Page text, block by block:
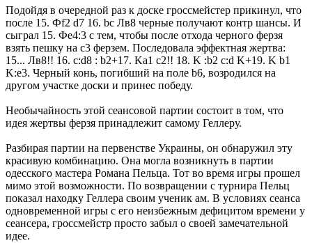
Подойдя в очередной раз к доске гроссмейстер прикинул, что
после 15. Фf2 d7 16. bc Лв8 черные получают контр шансы. И
сыграл 15. Фе4:3 с тем, чтобы после отхода черного ферзя
взять пешку на с3 ферзем. Последовала эффектная жертва:
15... Лв8!! 16. c:d8 : b2+17. Ka1 c2!! 18. K :b2 c:d K+19. K b1
K:e3. Черный конь, погибший на поле b6, возродился на
другом участке доски и принес победу.
Необычайность этой сеансовой партии состоит в том, что
идея жертвы ферзя принадлежит самому Геллеру.
Разбирая партии на первенстве Украины, он обнаружил эту
красивую комбинацию. Она могла возникнуть в партии
одесского мастера Романа Пельца. Тот во время игры прошел
мимо этой возможности. По возвращении с турнира Пельц
показал находку Геллера своим ученик ам. В условиях сеанса
одновременной игры с его неизбежным дефицитом времени у
сеансера, гроссмейстр просто забыл о своей замечательной
идее.